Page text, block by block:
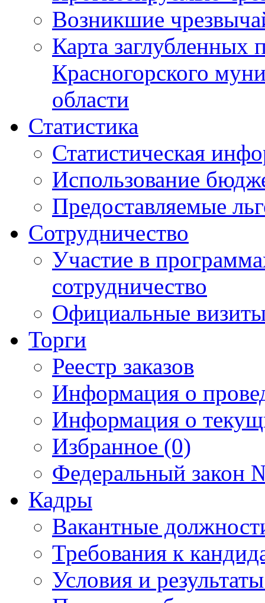
Возникшие
Карта
Красногорского
области
Статистика
Статистическая
Использование
Предоставляемые
Сотрудничество
Участие в
сотрудничество
Официальные
Торги
Реестр заказов
Информация о
Информация о
Избранное (0)
Федеральный закон
Кадры
Вакантные
Требования к
Условия и